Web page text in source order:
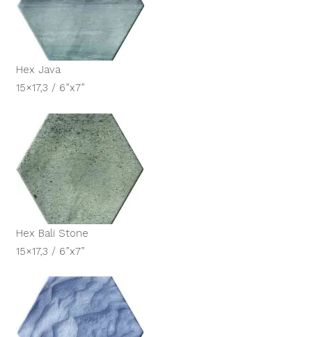
Hex Java
15×17,3 / 6”x7”
Hex Bali Stone
15×17,3 / 6”x7”